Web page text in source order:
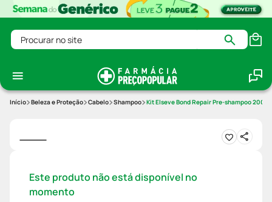
Procurar no site
Beleza e Proteção Cabelo Shampoo Kit Elseve Bond Repair Pre-shampoo
Este produto não está disponível no
momento